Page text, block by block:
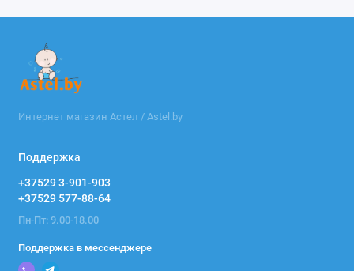
Интернет магазин Астел / Astel.by
Поддержка
+37529 3-901-903
+37529 577-88-64
Пн-Пт: 9.00-18.00
Поддержка в мессенджере